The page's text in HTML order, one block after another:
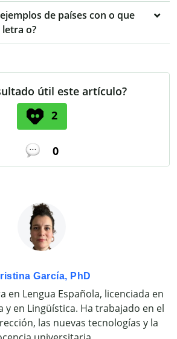
de países con o que
o?
útil este artículo?
2
0
García, PhD
en Lengua Española, licenciada en
y en Lingüística. Ha trabajado en el
las nuevas tecnologías y la